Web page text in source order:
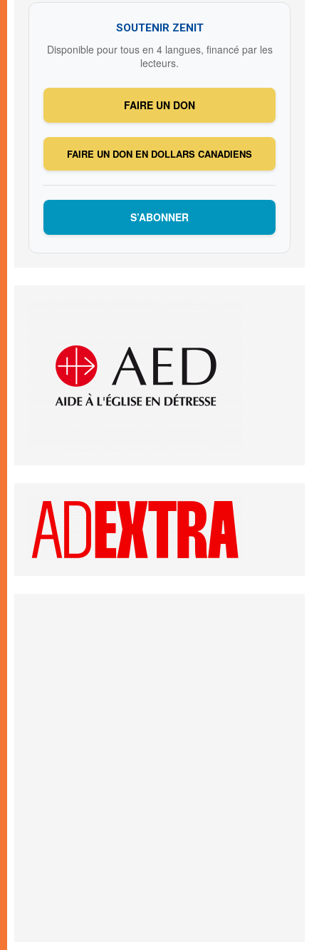
SOUTENIR ZENIT
Disponible pour tous en 4 langues, financé par les
lecteurs.
FAIRE UN DON
FAIRE UN DON EN DOLLARS CANADIENS
S’ABONNER